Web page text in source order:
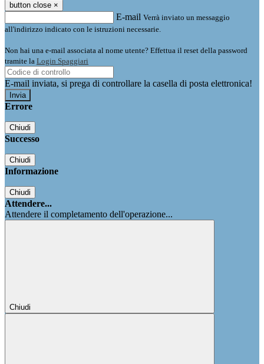
button close ×
E-mail Verrà inviato un messaggio
all'indirizzo indicato con le istruzioni necessarie.
Non hai una e-mail associata al nome utente? Effettua il reset della password
tramite la Login Spaggiari
E-mail inviata, si prega di controllare la casella di posta elettronica!
Errore
Chiudi
Successo
Chiudi
Informazione
Chiudi
Attendere...
Attendere il completamento dell'operazione...
Chiudi